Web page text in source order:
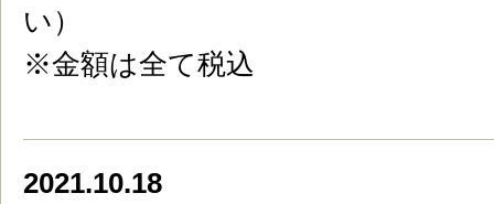
い）
※金額は全て税込
2021.10.18